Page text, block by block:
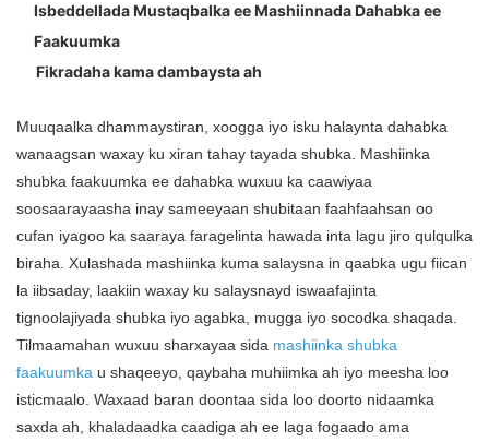
Isbeddellada Mustaqbalka ee Mashiinnada Dahabka ee
Faakuumka
Fikradaha kama dambaysta ah
Muuqaalka dhammaystiran, xoogga iyo isku halaynta dahabka
wanaagsan waxay ku xiran tahay tayada shubka. Mashiinka
shubka faakuumka ee dahabka wuxuu ka caawiyaa
soosaarayaasha inay sameeyaan shubitaan faahfaahsan oo
cufan iyagoo ka saaraya faragelinta hawada inta lagu jiro qulqulka
biraha. Xulashada mashiinka kuma salaysna in qaabka ugu fiican
la iibsaday, laakiin waxay ku salaysnayd iswaafajinta
tignoolajiyada shubka iyo agabka, mugga iyo socodka shaqada.
Tilmaamahan wuxuu sharxayaa sida mashiinka shubka
faakuumka u shaqeeyo, qaybaha muhiimka ah iyo meesha loo
isticmaalo. Waxaad baran doontaa sida loo doorto nidaamka
saxda ah, khaladaadka caadiga ah ee laga fogaado ama